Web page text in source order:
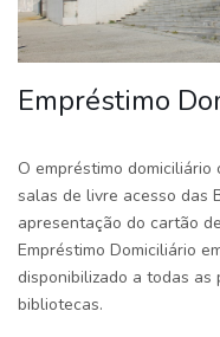
Empréstimo
O empréstimo
salas de livre acesso das
apresentação do cartão
Empréstimo Domiciliário
disponibilizado a todas as
bibliotecas.